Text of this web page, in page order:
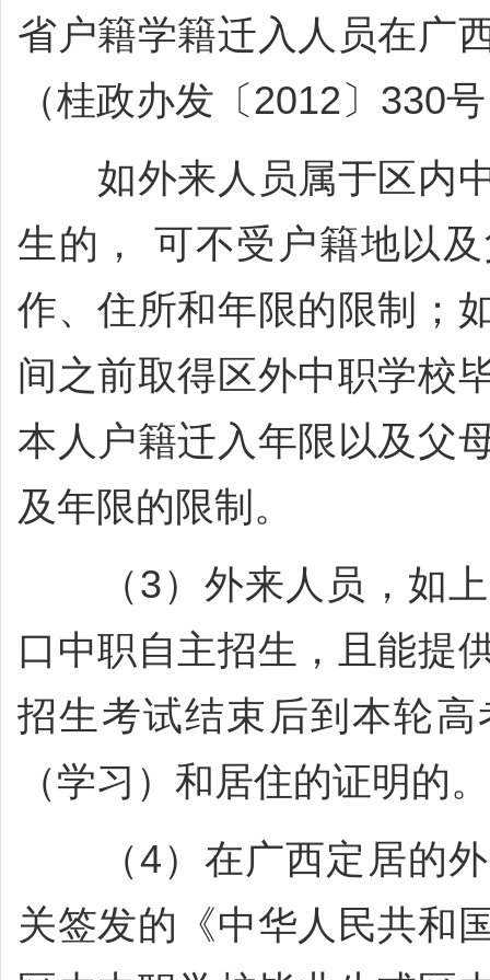
省户籍学籍迁入人员在广
（桂政办发〔2012〕330
如外来人员属于区内中
生的， 可不受户籍地以
作、住所和年限的限制；
间之前取得区外中职学校
本人户籍迁入年限以及父
及年限的限制。
（3）外来人员，如上
口中职自主招生，且能提
招生考试结束后到本轮
（学习）和居住的证明的。
（4）在广西定居的外
关签发的《中华人民共和